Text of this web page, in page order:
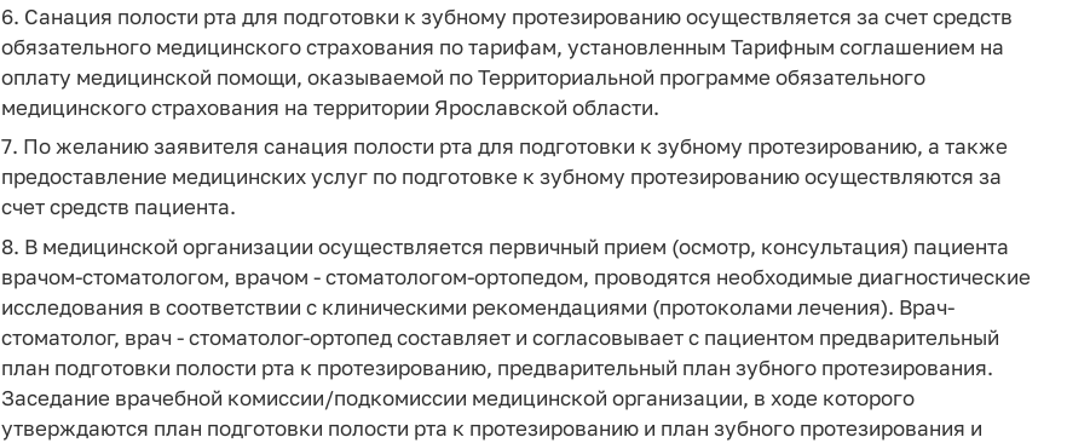
6. Санация полости рта для подготовки к зубному протезированию осуществляется за счет средств
обязательного медицинского страхования по тарифам, установленным Тарифным соглашением на
оплату медицинской помощи, оказываемой по Территориальной программе обязательного
медицинского страхования на территории Ярославской области.
7. По желанию заявителя санация полости рта для подготовки к зубному протезированию, а также
предоставление медицинских услуг по подготовке к зубному протезированию осуществляются за
счет средств пациента.
8. В медицинской организации осуществляется первичный прием (осмотр, консультация) пациента
врачом-стоматологом, врачом - стоматологом-ортопедом, проводятся необходимые диагностические
исследования в соответствии с клиническими рекомендациями (протоколами лечения). Врач-
стоматолог, врач - стоматолог-ортопед составляет и согласовывает с пациентом предварительный
план подготовки полости рта к протезированию, предварительный план зубного протезирования.
Заседание врачебной комиссии/подкомиссии медицинской организации, в ходе которого
утверждаются план подготовки полости рта к протезированию и план зубного протезирования и